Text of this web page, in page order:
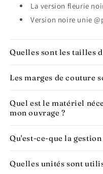
La version fleurie
Version noire unie
Quelles sont les tailles
Les marges de couture
Quel est le matériel
mon ouvrage ?
Qu'est-ce-que la gestion
Quelles unités sont